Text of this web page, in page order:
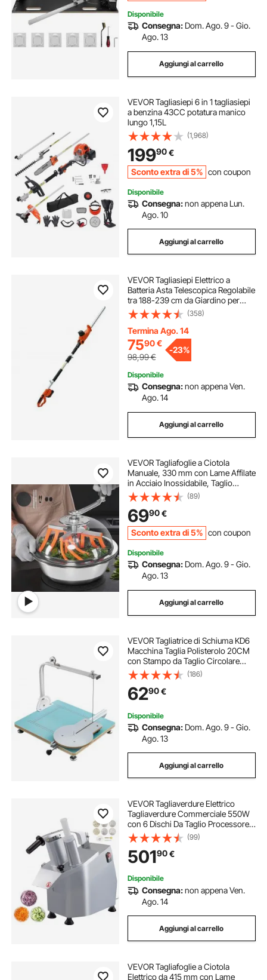
Disponibile
Consegna: Dom. Ago. 9 - Gio.
Ago. 13
Aggiungi al carrello
VEVOR Tagliasiepi 6 in 1 tagliasiepi
a benzina 43CC potatura manico
lungo 1,15L
(1,968)
19990€
Sconto extra di 5% con coupon
Disponibile
Consegna:non appena Lun.
Ago. 10
Aggiungi al carrello
VEVOR Tagliasiepi Elettrico a
Batteria Asta Telescopica Regolabile
tra 188-239 cm da Giardino per
Siepi Cespugli Arbusti Potatura,
Tagliasiepi a Batteria 20V Lama in
Acciaio a Doppio Taglio 45,7 cm
(358)
Termina Ago. 14
7590€
98,99€
-23%
Disponibile
Consegna:non appena Ven.
Ago. 14
Aggiungi al carrello
VEVOR Tagliafoglie a Ciotola
Manuale, 330 mm con Lame Affilate
in Acciaio Inossidabile, Taglio
Visivo, Tagliatrice Manuale per
Foglie Gemme a Umido e a Secco,
Taglio a Rotazione per Piante
(89)
6990€
Sconto extra di 5% con coupon
Disponibile
Consegna: Dom. Ago. 9 - Gio.
Ago. 13
Aggiungi al carrello
VEVOR Tagliatrice di Schiuma KD6
Macchina Taglia Polisterolo 20CM
con Stampo da Taglio Circolare
Materiale MDF Fuoco e Lega per
Tagliare Schiuma, Spugna, Cotone
Perlato, Nastro, Cartone KT
(186)
6290€
Disponibile
Consegna: Dom. Ago. 9 - Gio.
Ago. 13
Aggiungi al carrello
VEVOR Tagliaverdure Elettrico
Tagliaverdure Commerciale 550W
con 6 Dischi Da Taglio Processore
per verdure Tagliaverdure
Professionale
(99)
50190€
Disponibile
Consegna:non appena Ven.
Ago. 14
Aggiungi al carrello
VEVOR Tagliafoglie a Ciotola
Elettrico da 415 mm con Lame